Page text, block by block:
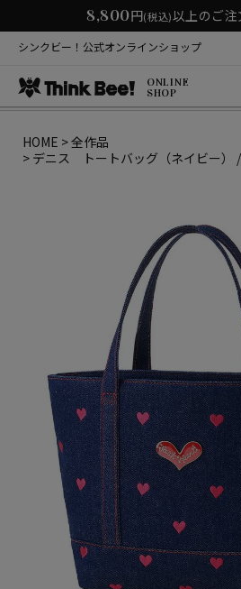
8,800円(税込)以上のご
シンクビー！公式オンラインショップ
ONLINE
SHOP
HOME
全作品
デニス トートバッグ（ネイビー）